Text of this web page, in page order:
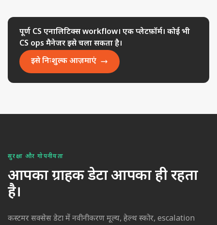
पूर्ण CS एनालिटिक्स workflow। एक प्लेटफ़ॉर्म। कोई भी
CS ops मैनेजर इसे चला सकता है।
इसे निःशुल्क आज़माएं
सुरक्षा और गोपनीयता
आपका ग्राहक डेटा आपका ही रहता
है।
कस्टमर सक्सेस डेटा में नवीनीकरण मूल्य, हेल्थ स्कोर, escalation